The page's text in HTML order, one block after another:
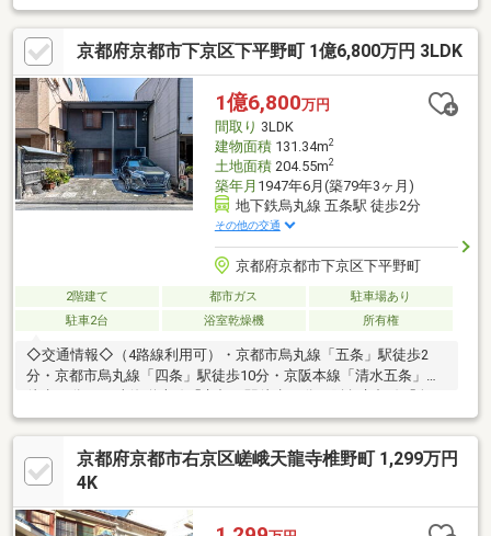
トア等が立地しております。◆◇対象不動産おすすめポイント
◇◆・豊富な収納で日々の暮らしを支えます。・空間を無駄なく
使える納戸付き、居住空間と収納を分けることで生活にメリハリ
が生まれます。・徒歩圏内に中学校があり、毎日の通学も安心
で、子育て世代に嬉しい立地です。本物件の問合せは、担当：大
野（おおの）までお願い致します。会社携帯：080-3414-9698いつ
でもお気軽にご連絡くださいませ。
京都府京都市下京区下平野町 1億6,800万円 3LDK
1億6,800万円
間取り 3LDK
建物面積131.34m2
土地面積204.55m2
築年月 1947年6月(築79年3ヶ月)
地下鉄烏丸線 五条駅 徒歩2分
その他の交通
京都府京都市下京区下平野町
2階建て 都市ガス
駐車場あり
駐車2台
浴室乾燥機 所有権
◇交通情報◇（4路線利用可）・京都市烏丸線「五条」駅徒歩2
分・京都市烏丸線「四条」駅徒歩10分・京阪本線「清水五条」駅
徒歩12分・JR東海道本線「京都」駅徒歩13分・阪急京都線「烏
丸」駅徒歩14分☆京都市下京区に所在☆土地面積：約61.87坪
（仮測量）☆駐車スペース2台有（車種による）☆躯体を除き全
交換（平成21年8月）☆近隣商業地域に所在☆間口：約6.6ｍ
京都府京都市右京区嵯峨天龍寺椎野町 1,299万円
4K